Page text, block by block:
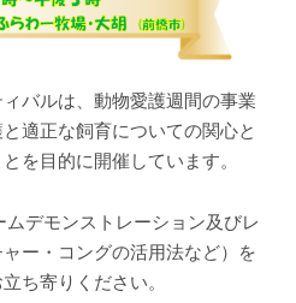
バルは、動物愛護週間の事業
適正な飼育についての関心と
を目的に開催しています。
デモンストレーション及びレ
ー・コングの活用法など）を
ち寄りください。